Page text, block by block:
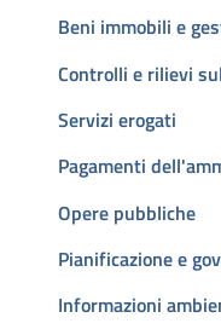
Beni immobili e
Controlli e rilievi
Servizi erogati
Pagamenti
Opere pubbliche
Pianificazione e
Informazioni